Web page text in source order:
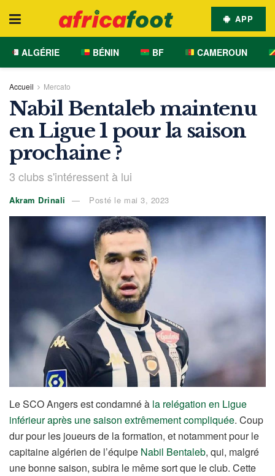
APP
ALGÉRIE BÉNIN BF CAMEROUN
Accueil Mercato
Nabil Bentaleb maintenu
en Ligue 1 pour la saison
prochaine ?
3 clubs s'intéressent à lui
Akram Drinali Posté le mai 3, 2023
Le SCO Angers est condamné à la relégation en Ligue
inférieur après une saison extrêmement compliquée. Coup
dur pour les joueurs de la formation, et notamment pour le
capitaine algérien de l’équipe Nabil Bentaleb, qui, malgré
une bonne saison, subira le même sort que le club. Cette